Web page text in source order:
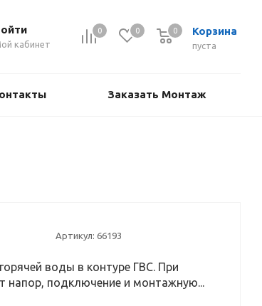
0 0 Корзина
пуста
0
кабинет
Заказать Монтаж
Артикул: 66193
воды в контуре ГВС. При
напор, подключение и монтажную...